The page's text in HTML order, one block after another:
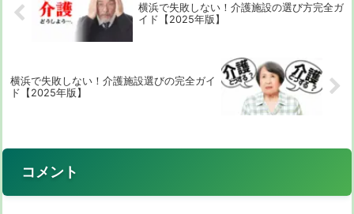
横浜で失敗しない！介護施設の選び方完全ガ
イド【2025年版】
横浜で失敗しない！介護施設選びの完全ガイ
ド【2025年版】
コメント